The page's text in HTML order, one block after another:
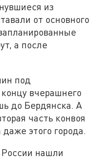
из
от основного
а после
под
вчерашнего
до Бердянска. А
часть конвоя
этого города.
нашли